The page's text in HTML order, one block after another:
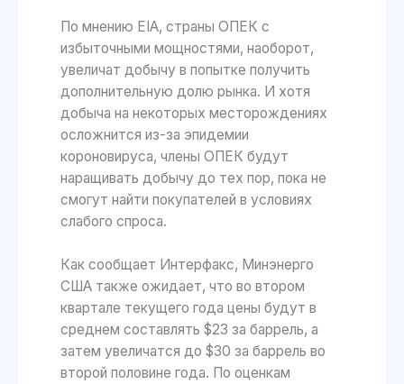
По мнению EIA, страны ОПЕК с
избыточными мощностями, наоборот,
увеличат добычу в попытке получить
дополнительную долю рынка. И хотя
добыча на некоторых месторождениях
осложнится из-за эпидемии
короновируса, члены ОПЕК будут
наращивать добычу до тех пор, пока не
смогут найти покупателей в условиях
слабого спроса.
Как сообщает Интерфакс, Минэнерго
США также ожидает, что во втором
квартале текущего года цены будут в
среднем составлять $23 за баррель, а
затем увеличатся до $30 за баррель во
второй половине года. По оценкам